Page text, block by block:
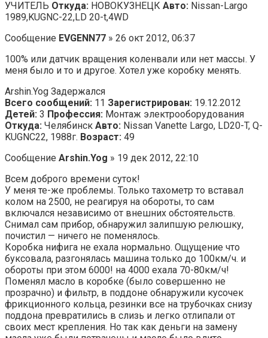
УЧИТЕЛЬ Откуда: НОВОКУЗНЕЦК Авто: Nissan-Largo
1989,KUGNC-22,LD 20-t,4WD
Сообщение EVGENN77 » 26 окт 2012, 06:37
100% или датчик вращения коленвали или нет массы. У
меня было и то и другое. Хотел уже коробку менять.
Arshin.Yog Задержался
Всего сообщений: 11 Зарегистрирован: 19.12.2012
Детей: 3 Профессия: Монтаж электрооборудования
Откуда: Челябинск Авто: Nissan Vanette Largo, LD20-T, Q-
KUGNC22, 1988г. Возраст: 49
Сообщение Arshin.Yog » 19 дек 2012, 22:10
Всем доброго времени суток!
У меня те-же проблемы. Только тахометр то вставал
колом на 2500, не реагируя на обороты, то сам
включался независимо от внешних обстоятельств.
Снимал сам прибор, обнаружил залипшую релюшку,
почистил — ничего не поменялось.
Коробка нифига не ехала нормально. Ощущение что
буксовала, разгонялась машина только до 100км/ч. и
обороты при этом 6000! на 4000 ехала 70-80км/ч!
Поменял масло в коробке (было совершенно не
прозрачно) и фильтр, в поддоне обнаружили кусочек
фрикционного кольца, резинки все на трубочках снизу
поддона превратились в слизь и легко отлипали от
своих мест крепления. Но так как деньги на замену